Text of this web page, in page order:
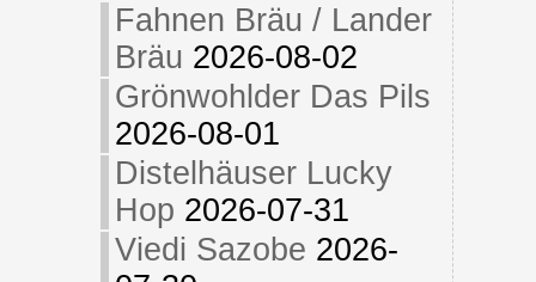
Fahnen Bräu / Lander
Bräu 2026-08-02
Grönwohlder Das Pils
2026-08-01
Distelhäuser Lucky
Hop 2026-07-31
Viedi Sazobe 2026-